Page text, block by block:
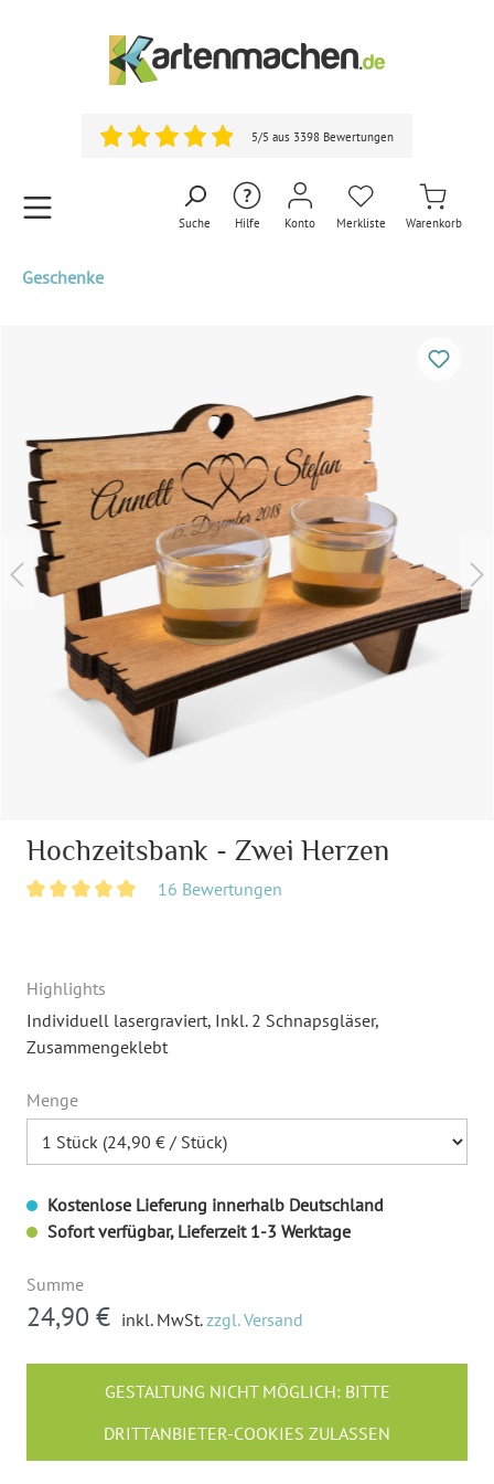
5/5 aus 3398 Bewertungen
Suche Hilfe Konto Merkliste Warenkorb
Geschenke
Hochzeitsbank - Zwei Herzen
16 Bewertungen
Highlights
Individuell lasergraviert, Inkl. 2 Schnapsgläser,
Zusammengeklebt
Menge
Kostenlose Lieferung innerhalb Deutschland
Sofort verfügbar, Lieferzeit 1-3 Werktage
Summe
24,90 € inkl. MwSt.zzgl. Versand
GESTALTUNG NICHT MÖGLICH: BITTE
DRITTANBIETER-COOKIES ZULASSEN